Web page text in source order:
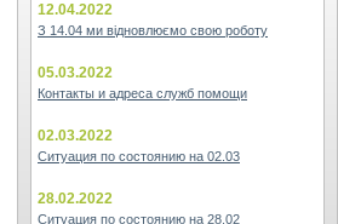
12.04.2022
З 14.04 ми відновлюємо свою роботу
05.03.2022
Контакты и адреса служб помощи
02.03.2022
Ситуация по состоянию на 02.03
28.02.2022
Ситуация по состоянию на 28.02